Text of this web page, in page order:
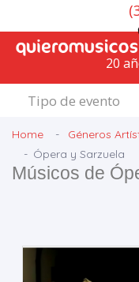
20
Tipo de evento
Home Géneros
Ópera y Sarzuela
Músicos de